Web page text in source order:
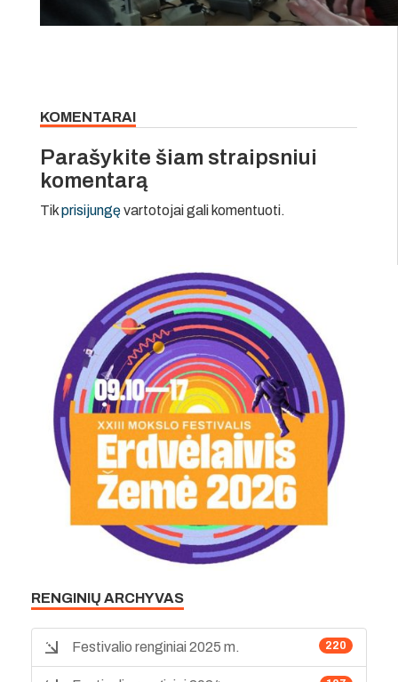
KOMENTARAI
Parašykite šiam straipsniui
komentarą
Tikprisijungęvartotojai gali komentuoti.
RENGINIŲ ARCHYVAS
220
Festivalio renginiai 2025 m.